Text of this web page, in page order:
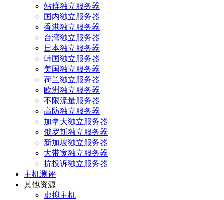
站群独立服务器
国内独立服务器
香港独立服务器
台湾独立服务器
日本独立服务器
韩国独立服务器
美国独立服务器
荷兰独立服务器
欧洲独立服务器
不限流量服务器
高防独立服务器
加拿大独立服务器
俄罗斯独立服务器
新加坡独立服务器
大带宽独立服务器
抗投诉独立服务器
主机测评
其他资源
虚拟主机